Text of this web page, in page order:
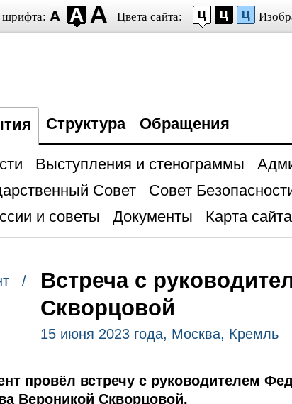
шрифта: Цвета сайта:
Структура Обращения
Выступления и стенограммы
Совет
Совет
и советы
Документы Карта сайта
/
Встреча с
Скворцовой
15 июня 2023 года, Москва, Кремль
провёл встречу с руководителем
Вероникой Скворцовой.